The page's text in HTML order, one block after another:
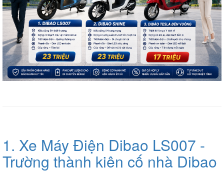
1. Xe Máy Điện Dibao LS007 -
Trường thành kiên cố nhà Dibao